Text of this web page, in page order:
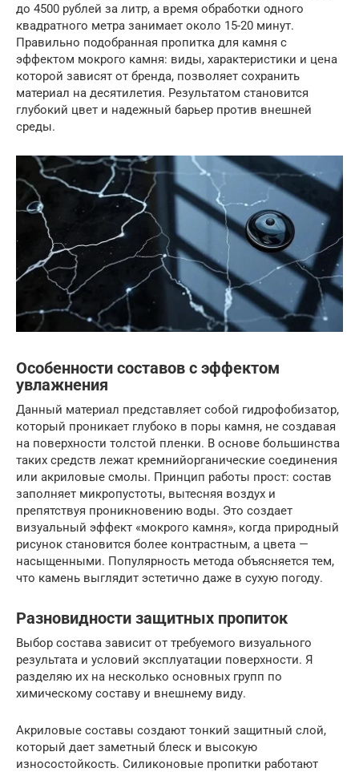
до 4500 рублей за литр, а время обработки одного
квадратного метра занимает около 15-20 минут.
Правильно подобранная пропитка для камня с
эффектом мокрого камня: виды, характеристики и цена
которой зависят от бренда, позволяет сохранить
материал на десятилетия. Результатом становится
глубокий цвет и надежный барьер против внешней
среды.
Особенности составов с эффектом
увлажнения
Данный материал представляет собой гидрофобизатор,
который проникает глубоко в поры камня, не создавая
на поверхности толстой пленки. В основе большинства
таких средств лежат кремнийорганические соединения
или акриловые смолы. Принцип работы прост: состав
заполняет микропустоты, вытесняя воздух и
препятствуя проникновению воды. Это создает
визуальный эффект «мокрого камня», когда природный
рисунок становится более контрастным, а цвета —
насыщенными. Популярность метода объясняется тем,
что камень выглядит эстетично даже в сухую погоду.
Разновидности защитных пропиток
Выбор состава зависит от требуемого визуального
результата и условий эксплуатации поверхности. Я
разделяю их на несколько основных групп по
химическому составу и внешнему виду.
Акриловые составы создают тонкий защитный слой,
который дает заметный блеск и высокую
износостойкость. Силиконовые пропитки работают